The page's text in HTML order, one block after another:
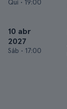
Qui • 19:00
10 abr
2027
Sáb • 17:00